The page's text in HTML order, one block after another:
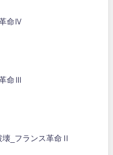
命Ⅳ
命Ⅲ
壊_フランス革命Ⅱ